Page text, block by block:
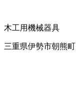
木工用機械器具
三重県伊勢市朝熊